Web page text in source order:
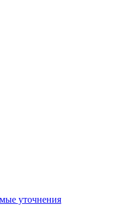
уточнения